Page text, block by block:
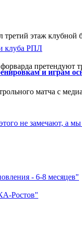
этаж клубной
и играм
матча с
претендуют
не замечают, а
- 6-8 месяцев"
Ростов"